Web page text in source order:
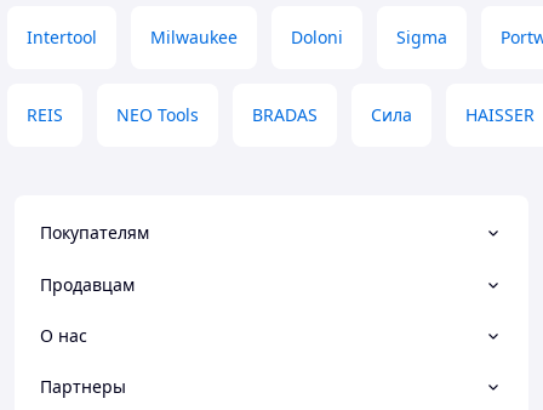
Intertool Milwaukee Doloni Sigma
REIS NEO Tools BRADAS Сила HAISSER
Покупателям
Продавцам
О нас
Партнеры